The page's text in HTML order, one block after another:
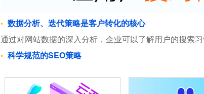
数据分析、迭代策略是客户转化的核心
通过对网站数据的深入分析，企业可以了解用户的搜索
科学规范的SEO策略